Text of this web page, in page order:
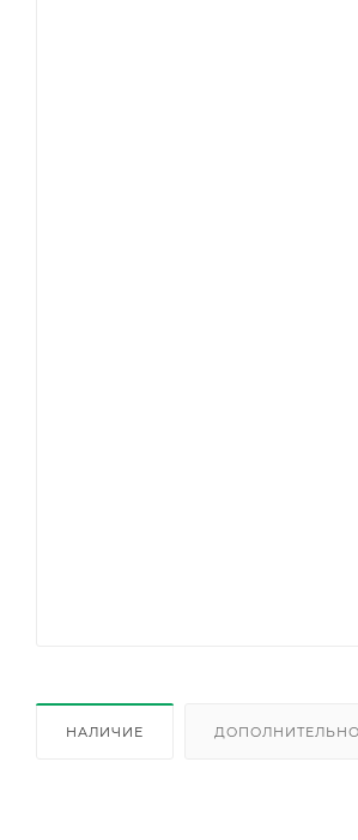
НАЛИЧИЕ ДОПОЛНИТЕЛЬНО